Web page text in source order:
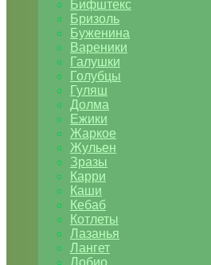
Бифштекс
Бризоль
Буженина
Вареники
Галушки
Голубцы
Гуляш
Долма
Ежики
Жаркое
Жульен
Зразы
Карри
Каши
Кебаб
Котлеты
Лазанья
Лангет
Лобио